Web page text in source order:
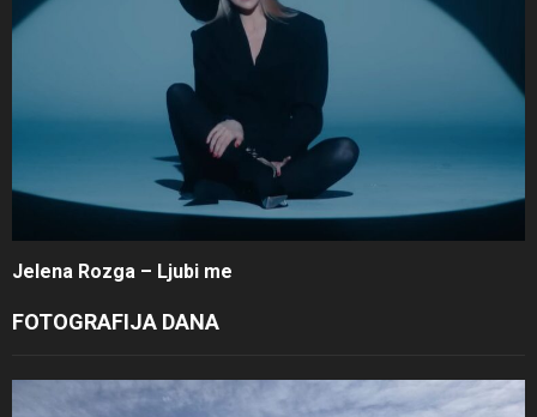
Jelena Rozga – Ljubi me
FOTOGRAFIJA DANA